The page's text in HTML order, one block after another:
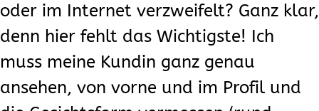
oder im Internet verzweifelt? Ganz klar,
denn hier fehlt das Wichtigste! Ich
muss meine Kundin ganz genau
ansehen, von vorne und im Profil und